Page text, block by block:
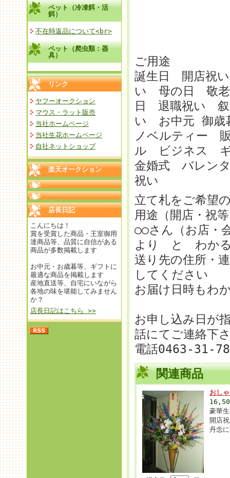
ペット（冷凍餌・活
餌）
不在時返品について<br>
ペット（爬虫類：器
具）
リンク
ヤフーオークション
マウス・ラット販売
当社ホームページ
当社生花ホームページ
自社ネットショップ
楽天オークション
店長日記
こんにちは！
賞を受賞した商品・王室御用
達商品等、品質に自信がある
商品が多数掲載します
お中元・お歳暮等、ギフトに
最適な商品を掲載します
産地直送等、自宅にいながら
各地の味を堪能してみません
か？
店長日記はこちら >>
ご用途
誕生日 開店祝
い 母の日 敬
日 退職祝い
い お中元 御
ノベルティー
ル ビジネス
金婚式 バレン
祝い
立て札をご希望
用途（開店・祝
○○さん（お店・
より と わかる
送り先の住所・
してください
お届け日時もわ
お申し込み日が
話にてご連絡下
電話0463-31-
関連商品
おし
豪華
開店
丹念